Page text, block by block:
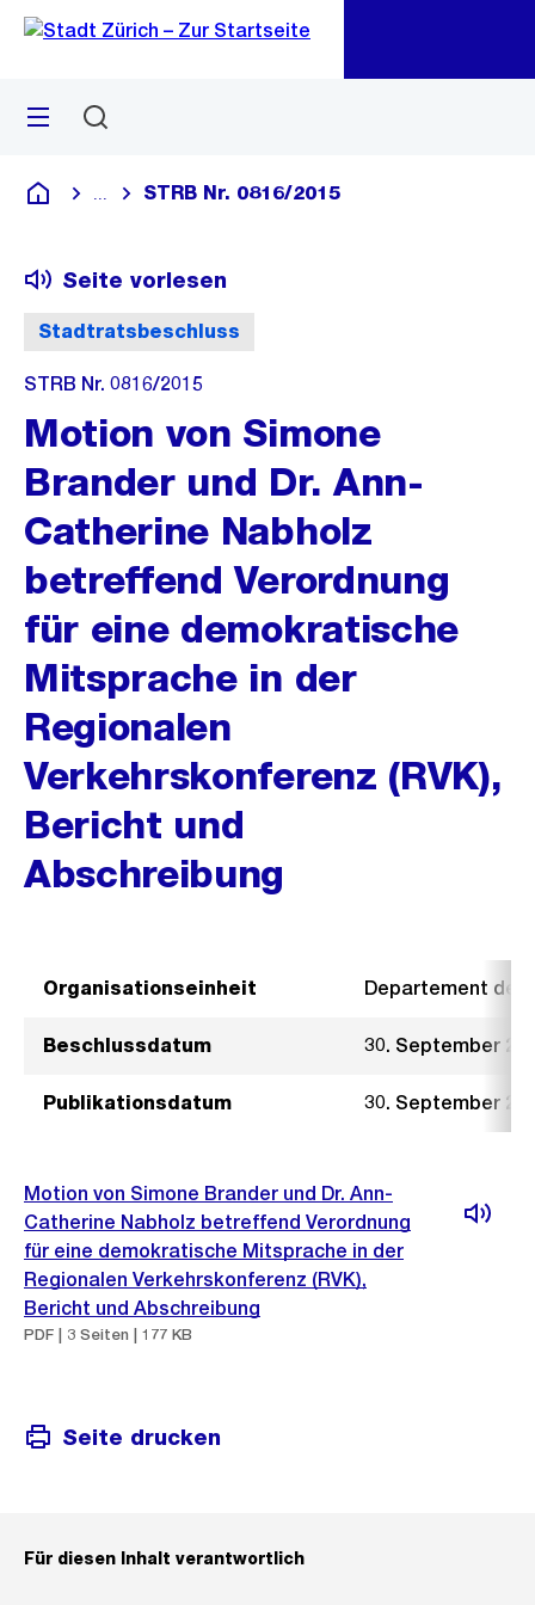
Navigation
Sprunglink
Menü
Deutsch
Blende alle Breadcrumbs ein
STRB Nr. 0816/2015
Stadtratsbeschluss
Seite vorlesen
STRB Nr. 0816/2015
Motion von Simone
Brander und Dr. Ann-
Catherine Nabholz
betreffend Verordnung
für eine demokratische
Mitsprache in der
Regionalen
Verkehrskonferenz (RVK),
Bericht und
Abschreibung
Organisationseinheit Departement der
Beschlussdatum 30. September
Publikationsdatum 30. September
Motion von Simone Brander und Dr. Ann-
Catherine Nabholz betreffend Verordnung
für eine demokratische Mitsprache in der
Regionalen Verkehrskonferenz (RVK),
Bericht und Abschreibung
PDF | 3 Seiten | 177 KB
Seite drucken
Für diesen Inhalt verantwortlich